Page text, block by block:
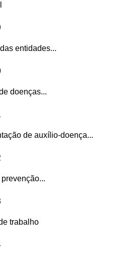
entidades...
doenças...
de auxílio-doença...
trabalho